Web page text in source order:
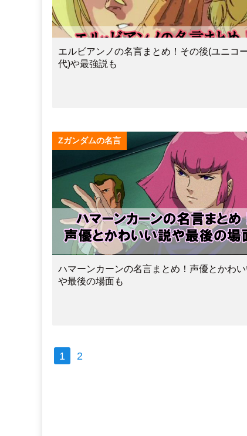
エルビアンノの名言まとめ！その後(ユニコ
代)や最強説も
Zガンダムの名言
ハマーンカーンの名言まとめ！声優とかわい
や最後の場面も
1 2